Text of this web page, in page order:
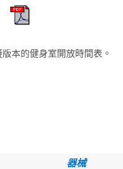
本的健身室開放時間表。
器械